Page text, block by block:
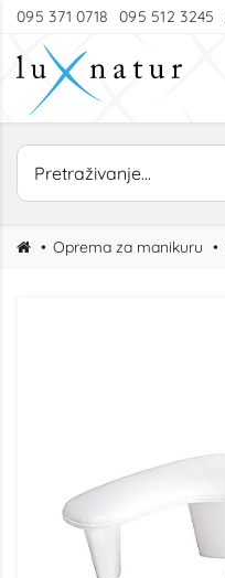
095 371 0718 095 512 3245
Oprema za manikuru